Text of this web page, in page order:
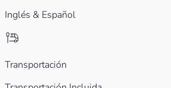
Inglés & Español
Transportación